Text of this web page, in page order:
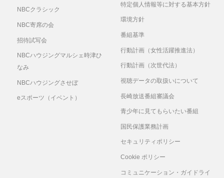
NBCクラシック
NBC寄席の会
招待試写会
NBCハウジングマルシェ時津ひ
なみ
NBCハウジングさせぼ
eスポーツ（イベント）
特定個人情報等に対する基本方針
環境方針
番組基準
行動計画（女性活躍推進法）
行動計画（次世代法）
視聴データの取扱いについて
長崎放送番組審議会
青少年に見てもらいたい番組
国民保護業務計画
セキュリティポリシー
Cookie ポリシー
コミュニケーション・ガイドライ